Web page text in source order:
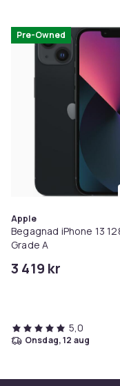
Pre-Owned
Apple
Begagnad iPhone 13
Grade A
3 419 kr
5,0
onsdag, 12 aug